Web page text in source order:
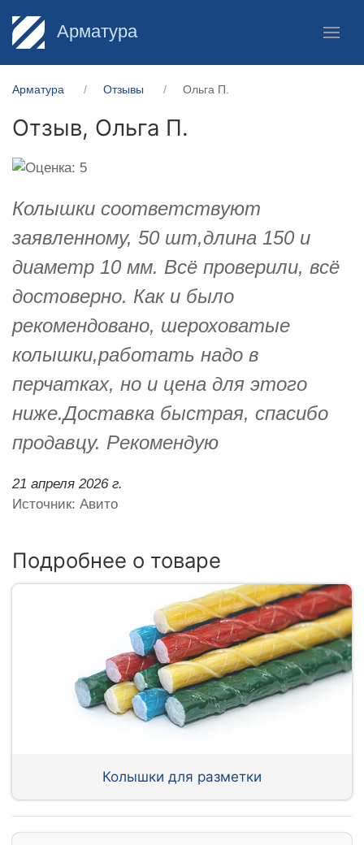
Арматура
Арматура Отзывы Ольга П.
Отзыв, Ольга П.
Колышки соответствуют
заявленному, 50 шт,длина 150 и
диаметр 10 мм. Всё проверили, всё
достоверно. Как и было
рекомендовано, шероховатые
колышки,работать надо в
перчатках, но и цена для этого
ниже.Доставка быстрая, спасибо
продавцу. Рекомендую
21 апреля 2026 г.
Источник: Авито
Подробнее о товаре
Колышки для разметки